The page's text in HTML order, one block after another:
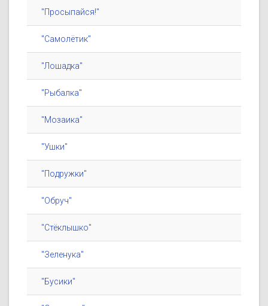
"Просыпайся!"
"Самолётик"
"Лошадка"
"Рыбалка"
"Мозаика"
"Ушки"
"Подружки"
"Обруч"
"Стёклышко"
"Зеленука"
"Бусики"